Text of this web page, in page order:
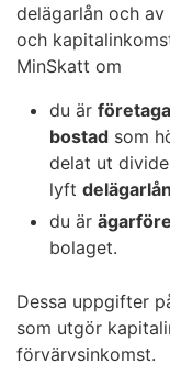
delägarlån och
och
MinSkatt om
du är
bostad som
delat ut
lyft delägarlån
du är
bolaget.
Dessa uppgifter
som utgör
förvärvsinkomst.